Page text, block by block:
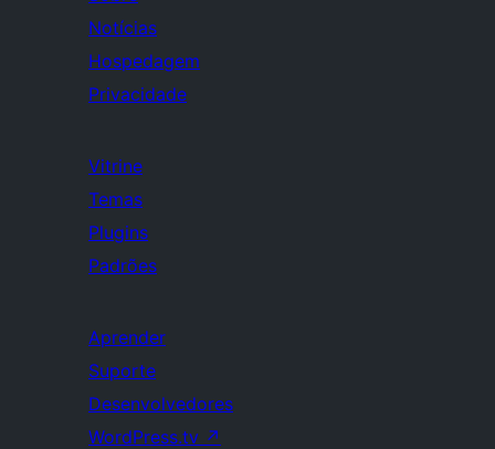
Notícias
Hospedagem
Privacidade
Vitrine
Temas
Plugins
Padrões
Aprender
Suporte
Desenvolvedores
WordPress.tv ↗